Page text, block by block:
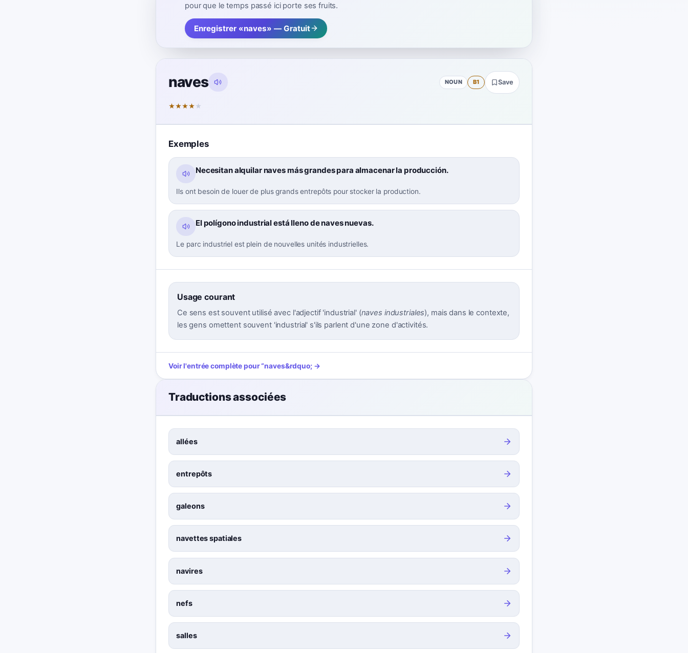
pour que le temps passé ici porte ses fruits.
Enregistrer «naves» — Gratuit
naves NOUN B1 Save
★★★★ ★
Exemples
Necesitan alquilar naves más grandes para almacenar la producción.
Ils ont besoin de louer de plus grands entrepôts pour stocker la production.
El polígono industrial está lleno de naves nuevas.
Le parc industriel est plein de nouvelles unités industrielles.
Usage courant
Ce sens est souvent utilisé avec l'adjectif 'industrial' (naves industriales), mais dans le contexte,
les gens omettent souvent 'industrial' s'ils parlent d'une zone d'activités.
Voir l'entrée complète pour“naves&rdquo; →
Traductions associées
allées
entrepôts
galeons
navettes spatiales
navires
nefs
salles